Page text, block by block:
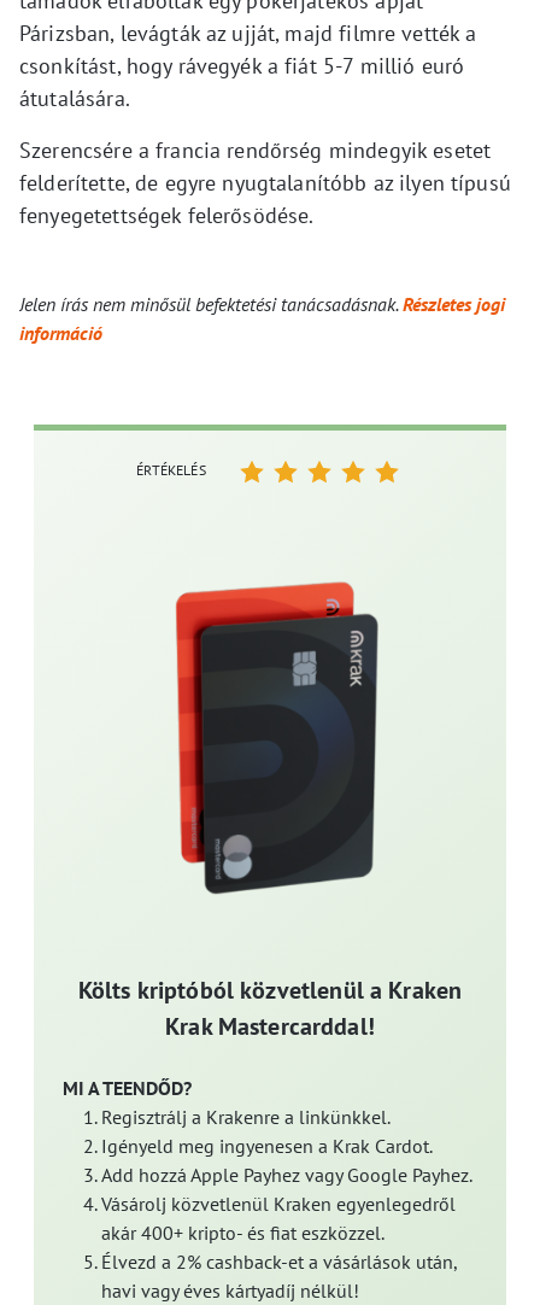
Párizsban, levágták az ujját, majd filmre vették a
csonkítást, hogy rávegyék a fiát 5-7 millió euró
átutalására.
Szerencsére a francia rendőrség mindegyik esetet
felderítette, de egyre nyugtalanítóbb az ilyen típusú
fenyegetettségek felerősödése.
Jelen írás nem minősül befektetési tanácsadásnak.Részletes jogi
információ
Költs kriptóból közvetlenül a Kraken
Krak Mastercarddal!
MI A TEENDŐD?
Regisztrálj a Krakenre a linkünkkel.
Igényeld meg ingyenesen a Krak Cardot.
Add hozzá Apple Payhez vagy Google Payhez.
Vásárolj közvetlenül Kraken egyenlegedről
akár 400+ kripto- és fiat eszközzel.
Élvezd a 2% cashback-et a vásárlások után,
havi vagy éves kártyadíj nélkül!
ÉRTÉKELÉS